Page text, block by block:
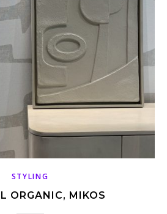
STYLING
ORGANIC, MIKOS